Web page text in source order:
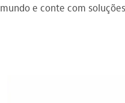
mundo e conte com